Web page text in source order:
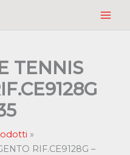
TENNIS
RIF.CE9128G –